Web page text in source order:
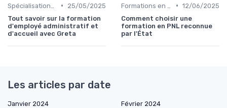
•
25/05/2025
Tout savoir sur la formation
d'employé administratif et
d'accueil avec Greta
• 12/06/2025
Comment choisir une
formation en PNL reconnue
par l'État
Les articles par date
Janvier 2024
Février 2024